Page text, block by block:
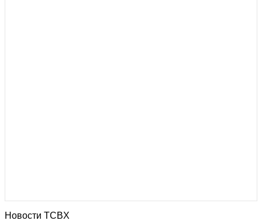
Новости TCBX